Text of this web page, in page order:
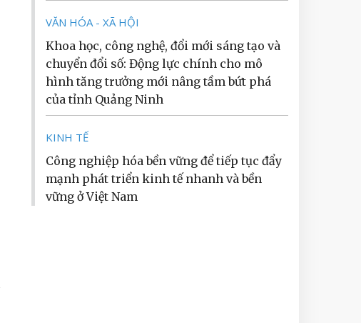
VĂN HÓA - XÃ HỘI
Khoa học, công nghệ, đổi mới sáng tạo và
chuyển đổi số: Động lực chính cho mô
hình tăng trưởng mới nâng tầm bứt phá
của tỉnh Quảng Ninh
KINH TẾ
Công nghiệp hóa bền vững để tiếp tục đẩy
mạnh phát triển kinh tế nhanh và bền
vững ở Việt Nam